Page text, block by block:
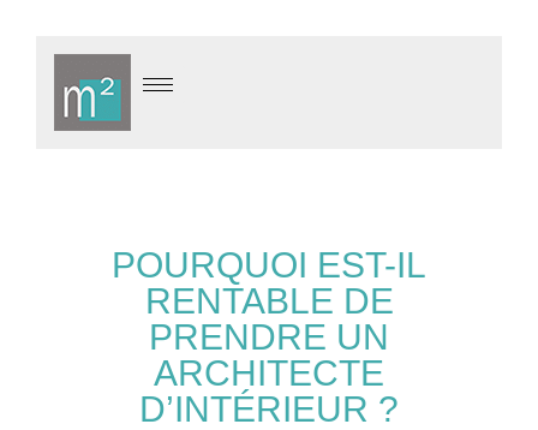
POURQUOI EST-IL
RENTABLE DE
PRENDRE UN
ARCHITECTE
D’INTÉRIEUR ?